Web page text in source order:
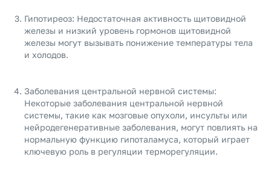
Гипотиреоз: Недостаточная активность щитовидной
железы и низкий уровень гормонов щитовидной
железы могут вызывать понижение температуры тела
и холодов.
Заболевания центральной нервной системы:
Некоторые заболевания центральной нервной
системы, такие как мозговые опухоли, инсульты или
нейродегенеративные заболевания, могут повлиять на
нормальную функцию гипоталамуса, который играет
ключевую роль в регуляции терморегуляции.